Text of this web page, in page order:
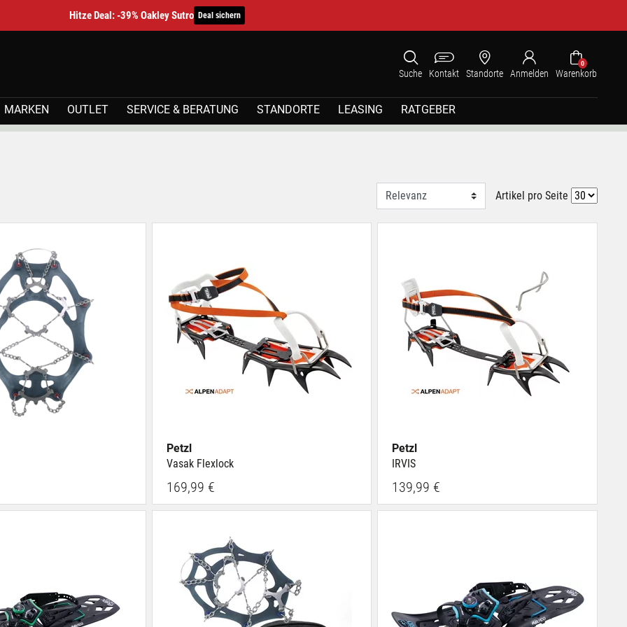
Hitze Deal: -39% Oakley Sutro Deal sichern
Suche Kontakt Standorte Anmelden
0
Warenkorb
MARKEN OUTLET SERVICE & BERATUNG STANDORTE LEASING RATGEBER
Artikel pro Seite
Petzl
Vasak Flexlock
169,99 €
Petzl
IRVIS
139,99 €